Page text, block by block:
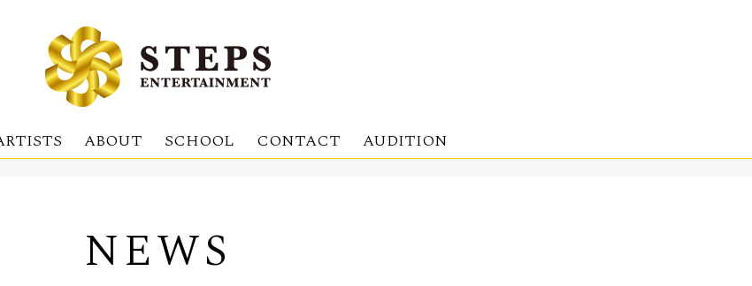
ABOUT SCHOOL CONTACT AUDITION
NEWS